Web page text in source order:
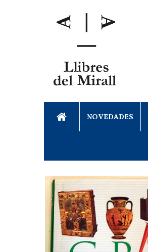
NOVEDADES